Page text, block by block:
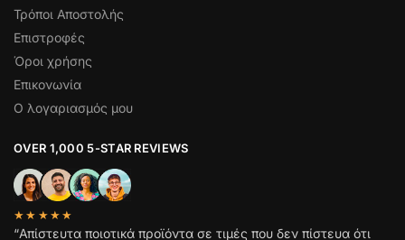
Τρόποι Αποστολής
Επιστροφές
Όροι χρήσης
Επικονωνία
Ο λογαριασμός μου
OVER 1,000 5-STAR REVIEWS
★★★★★
“Απίστευτα ποιοτικά προϊόντα σε τιμές που δεν πίστευα ότι